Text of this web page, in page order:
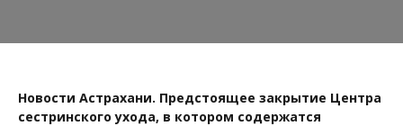
Новости Астрахани. Предстоящее закрытие Центра
сестринского ухода, в котором содержатся